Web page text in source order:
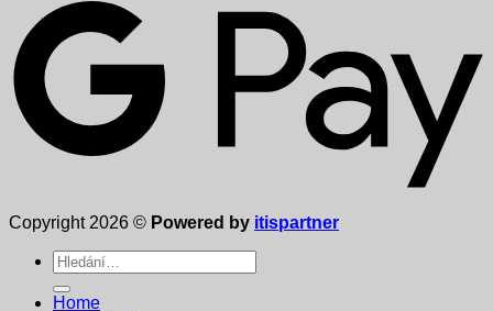
Copyright 2026 © Powered by itispartner
Hledat:
Home